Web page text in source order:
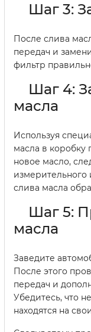
Шаг 3:
После слива
передач и
фильтр
Шаг 4:
масла
Используя
масла в коробку
новое масло,
измерительного
слива масла
Шаг 5:
масла
Заведите
После этого
передач и
Убедитесь, что
находятся на